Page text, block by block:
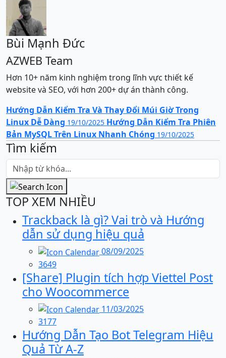
Bùi Mạnh Đức
AZWEB Team
Hơn 10+ năm kinh nghiệm trong lĩnh vực thiết kế
website và SEO, với hơn 200+ dự án thành công.
Hướng Dẫn Kiểm Tra Và Thay Đổi Múi Giờ Trong
Linux Dễ Dàng 19/10/2025 Hướng Dẫn Kiểm Tra Phiên
Bản MySQL Trên Linux Nhanh Chóng 19/10/2025
Tìm kiếm
TOP XEM NHIỀU
Trackback là gì? Vai trò và Hướng
dẫn sử dụng hiệu quả
08/09/2025
3649
[Share] Plugin tích hợp Viettel Post
cho Woocommerce
11/03/2025
3177
Hướng Dẫn Tạo Bot Telegram Hiệu
Quả Từ A-Z